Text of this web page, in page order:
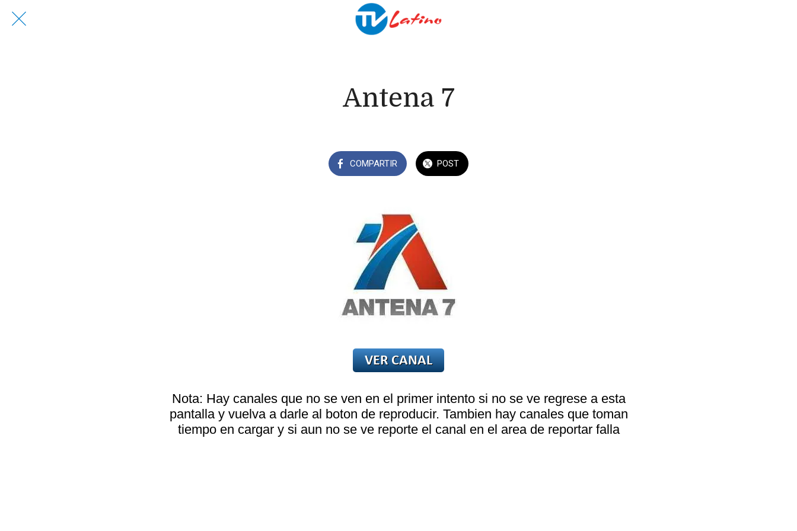
Antena 7
COMPARTIR POST
Nota: Hay canales que no se ven en el primer intento si no se ve regrese a esta
pantalla y vuelva a darle al boton de reproducir. Tambien hay canales que toman
tiempo en cargar y si aun no se ve reporte el canal en el area de reportar falla